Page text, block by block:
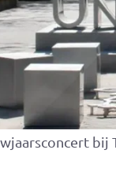
bij